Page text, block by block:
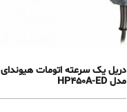
دریل یک سرعته اتومات هیوندای
مدل HP450A-ED